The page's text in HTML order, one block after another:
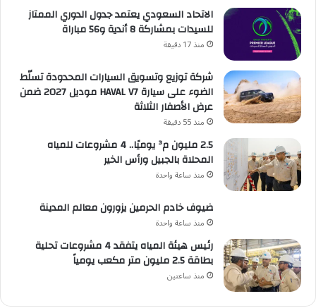
الاتحاد السعودي يعتمد جدول الدوري الممتاز
للسيدات بمشاركة 8 أندية و56 مباراة
منذ 17 دقيقة
شركة توزيع وتسويق السيارات المحدودة تسلّط
الضوء على سيارة HAVAL V7 موديل 2027 ضمن
عرض الأصفار الثلاثة
منذ 55 دقيقة
2.5 مليون م³ يوميًا.. 4 مشروعات للمياه
المحلاة بالجبيل ورأس الخير
منذ ساعة واحدة
ضيوف خادم الحرمين يزورون معالم المدينة
منذ ساعة واحدة
رئيس هيئة المياه يتفقد 4 مشروعات تحلية
بطاقة 2.5 مليون متر مكعب يومياً
منذ ساعتين